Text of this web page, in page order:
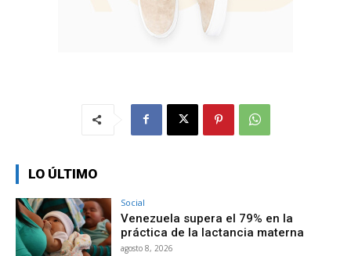
LO ÚLTIMO
Social
Venezuela supera el 79% en la
práctica de la lactancia materna
agosto 8, 2026